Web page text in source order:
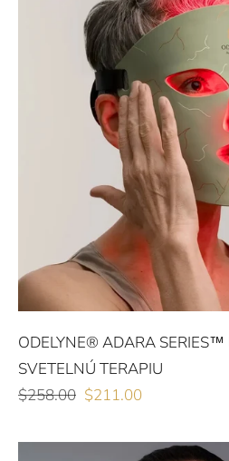
ODELYNE® ADARA SERIES™
SVETELNÚ TERAPIU
Bežná
$258.00 Akciová
$211.00